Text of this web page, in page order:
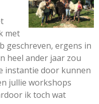
met
geschreven, ergens in
heel ander jaar zou
instantie door kunnen
jullie workshops
ik toch wat